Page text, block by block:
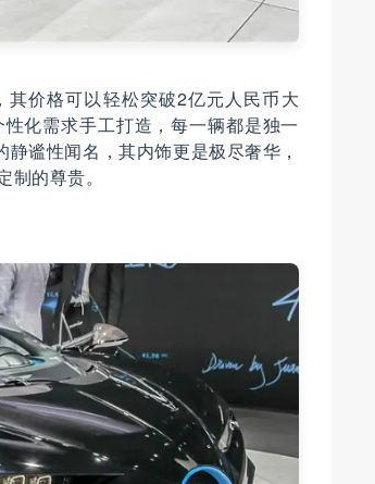
价格可以轻松突破2亿元人民币大
化需求手工打造，每一辆都是独一
谧性闻名，其内饰更是极尽奢华，
的尊贵。